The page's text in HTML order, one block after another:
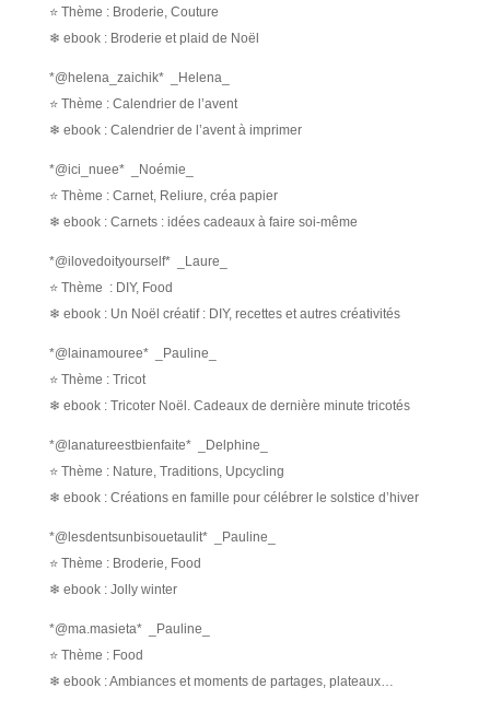
⭐ Thème : Broderie, Couture
❄ ebook : Broderie et plaid de Noël
*@helena_zaichik* _Helena_
⭐ Thème : Calendrier de l’avent
❄ ebook : Calendrier de l’avent à imprimer
*@ici_nuee* _Noémie_
⭐ Thème : Carnet, Reliure, créa papier
❄ ebook : Carnets : idées cadeaux à faire soi-même
*@ilovedoityourself* _Laure_
⭐ Thème : DIY, Food
❄ ebook : Un Noël créatif : DIY, recettes et autres créativités
*@lainamouree* _Pauline_
⭐ Thème : Tricot
❄ ebook : Tricoter Noël. Cadeaux de dernière minute tricotés
*@lanatureestbienfaite* _Delphine_
⭐ Thème : Nature, Traditions, Upcycling
❄ ebook : Créations en famille pour célébrer le solstice d’hiver
*@lesdentsunbisouetaulit* _Pauline_
⭐ Thème : Broderie, Food
❄ ebook : Jolly winter
*@ma.masieta* _Pauline_
⭐ Thème : Food
❄ ebook : Ambiances et moments de partages, plateaux…